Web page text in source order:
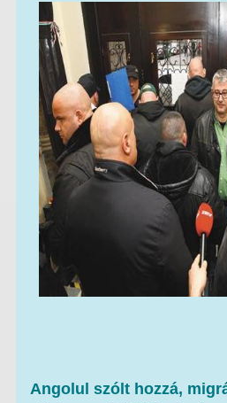
Angolul szólt hozzá,